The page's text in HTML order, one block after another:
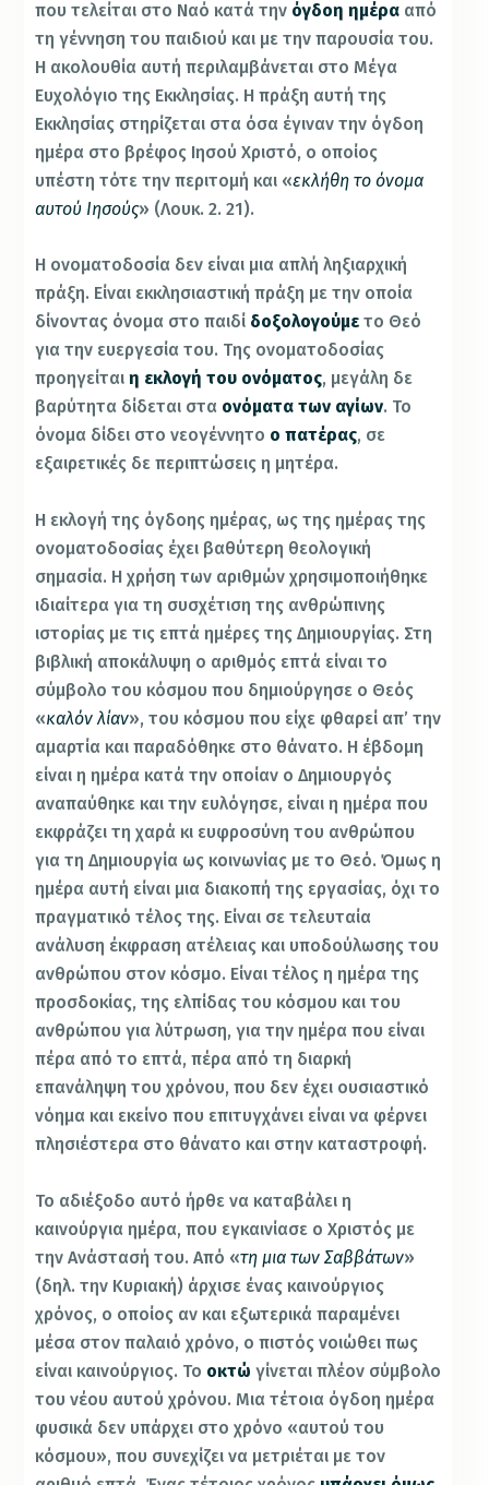
που τελείται στο Ναό κατά την όγδοη ημέρα από
τη γέννηση του παιδιού και με την παρουσία του.
Η ακολουθία αυτή περιλαμβάνεται στο Μέγα
Ευχολόγιο της Εκκλησίας. Η πράξη αυτή της
Εκκλησίας στηρίζεται στα όσα έγιναν την όγδοη
ημέρα στο βρέφος Ιησού Χριστό, ο οποίος
υπέστη τότε την περιτομή και «εκλήθη το όνομα
αυτού Ιησούς» (Λουκ. 2. 21).
Η ονοματοδοσία δεν είναι μια απλή ληξιαρχική
πράξη. Είναι εκκλησιαστική πράξη με την οποία
δίνοντας όνομα στο παιδί δοξολογούμε το Θεό
για την ευεργεσία του. Της ονοματοδοσίας
προηγείταιη εκλογή του ονόματος, μεγάλη δε
βαρύτητα δίδεται στα ονόματα των αγίων. Το
όνομα δίδει στο νεογέννητο ο πατέρας, σε
εξαιρετικές δε περιπτώσεις η μητέρα.
Η εκλογή της όγδοης ημέρας, ως της ημέρας της
ονοματοδοσίας έχει βαθύτερη θεολογική
σημασία. Η χρήση των αριθμών χρησιμοποιήθηκε
ιδιαίτερα για τη συσχέτιση της ανθρώπινης
ιστορίας με τις επτά ημέρες της Δημιουργίας. Στη
βιβλική αποκάλυψη ο αριθμός επτά είναι το
σύμβολο του κόσμου που δημιούργησε ο Θεός
«καλόν λίαν», του κόσμου που είχε φθαρεί απ’ την
αμαρτία και παραδόθηκε στο θάνατο. Η έβδομη
είναι η ημέρα κατά την οποίαν ο Δημιουργός
αναπαύθηκε και την ευλόγησε, είναι η ημέρα που
εκφράζει τη χαρά κι ευφροσύνη του ανθρώπου
για τη Δημιουργία ως κοινωνίας με το Θεό. Όμως η
ημέρα αυτή είναι μια διακοπή της εργασίας, όχι το
πραγματικό τέλος της. Είναι σε τελευταία
ανάλυση έκφραση ατέλειας και υποδούλωσης του
ανθρώπου στον κόσμο. Είναι τέλος η ημέρα της
προσδοκίας, της ελπίδας του κόσμου και του
ανθρώπου για λύτρωση, για την ημέρα που είναι
πέρα από το επτά, πέρα από τη διαρκή
επανάληψη του χρόνου, που δεν έχει ουσιαστικό
νόημα και εκείνο που επιτυγχάνει είναι να φέρνει
πλησιέστερα στο θάνατο και στην καταστροφή.
Το αδιέξοδο αυτό ήρθε να καταβάλει η
καινούργια ημέρα, που εγκαινίασε ο Χριστός με
την Ανάστασή του. Από «τη μια των Σαββάτων»
(δηλ. την Κυριακή) άρχισε ένας καινούργιος
χρόνος, ο οποίος αν και εξωτερικά παραμένει
μέσα στον παλαιό χρόνο, ο πιστός νοιώθει πως
είναι καινούργιος. Το οκτώ γίνεται πλέον σύμβολο
του νέου αυτού χρόνου. Μια τέτοια όγδοη ημέρα
φυσικά δεν υπάρχει στο χρόνο «αυτού του
κόσμου», που συνεχίζει να μετριέται με τον